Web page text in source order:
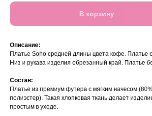
В корзину
Описание:
Платье Soho средней длины цвета кофе. Платье
Низ и рукава изделия обрезанный край. Платье
Состав:
Платье из премиум футера с мягким начесом
полиэстер). Такая хлопковая ткань делает
простым в уходе.